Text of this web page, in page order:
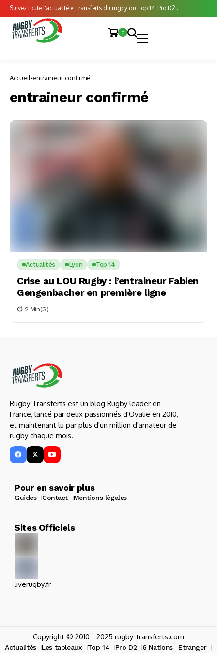
Suivez toute l'actualité et transferts du rugby du Top 14, Pro D2...
0
Accueil entraineur confirmé
entraineur confirmé
Actualités Lyon Top 14
Crise au LOU Rugby : l’entraineur Fabien
Gengenbacher en première ligne
2 Min(s)
Rugby Transferts est un blog Rugby leader en
France, lancé par deux passionnés d'Ovalie en 2010,
et maintenant lu par plus d'un million d'amateur de
rugby chaque mois.
Pour en savoir plus
Guides Contact Mentions légales
Sites Officiels
liverugby.fr
Copyright © 2010 - 2025 rugby-transferts.com
Actualités Les tableaux Top 14 Pro D2 6 Nations Etranger